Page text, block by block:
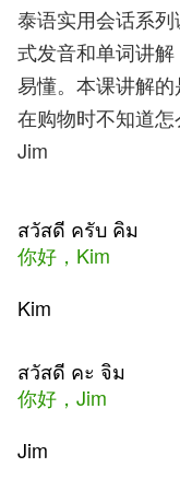
泰语实用会话系
式发音和单词讲
易懂。本课讲解
在购物时不知道怎
Jim
สวัสดี ครับ คิม
你好，Kim
Kim
สวัสดี คะ จิม
你好，Jim
Jim